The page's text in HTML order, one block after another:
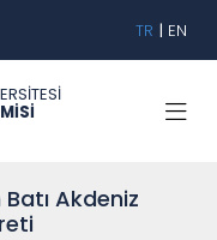
TR | EN
Akdeniz